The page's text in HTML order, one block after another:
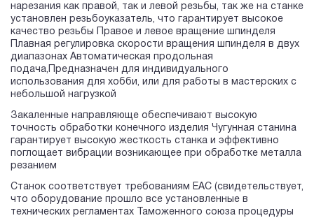
нарезания как правой, так и левой резьбы, так же на станке
установлен резьбоуказатель, что гарантирует высокое
качество резьбы Правое и левое вращение шпинделя
Плавная регулировка скорости вращения шпинделя в двух
диапазонах Автоматическая продольная
подача,Предназначен для индивидуального
использования для хобби, или для работы в мастерских с
небольшой нагрузкой
Закаленные направляюще обеспечивают высокую
точность обработки конечного изделия Чугунная станина
гарантирует высокую жесткость станка и эффективно
поглощает вибрации возникающее при обработке металла
резанием
Станок соответствует требованиям ЕАС (свидетельствует,
что оборудование прошло все установленные в
технических регламентах Таможенного союза процедуры